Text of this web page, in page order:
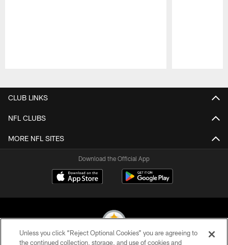
CLUB LINKS
NFL CLUBS
MORE NFL SITES
Download the Official App
Unless you click “Reject Optional Cookies” you are agreeing to
the continued collection, storage, and use of cookies and